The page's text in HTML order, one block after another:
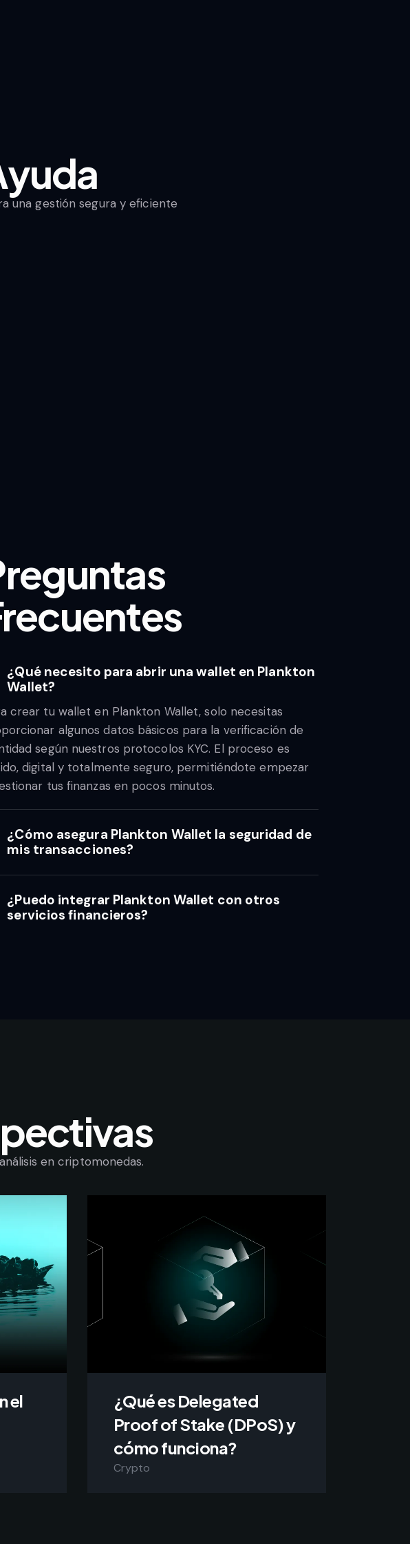
una gestión segura y eficiente
¿Qué necesito para abrir una wallet en Plankton
Wallet?
crear tu wallet en Plankton Wallet, solo necesitas
algunos datos básicos para la verificación de
según nuestros protocolos KYC. El proceso es
digital y totalmente seguro, permitiéndote empezar
tus finanzas en pocos minutos.
¿Cómo asegura Plankton Wallet la seguridad de
mis transacciones?
¿Puedo integrar Plankton Wallet con otros
servicios financieros?
en criptomonedas.
el
¿Qué es Delegated
Proof of Stake (DPoS) y
cómo funciona?
Crypto